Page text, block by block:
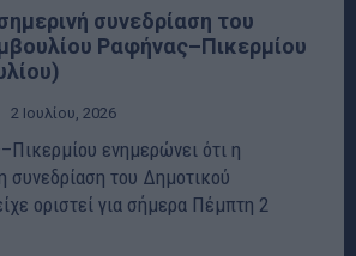
συνεδρίαση του
Ραφήνας–Πικερμίου
2 Ιουλίου, 2026
ενημερώνει ότι η
συνεδρίαση του Δημοτικού
οριστεί για σήμερα Πέμπτη 2